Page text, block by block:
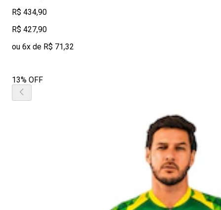
R$ 434,90
R$ 427,90
ou 6x de R$ 71,32
13% OFF